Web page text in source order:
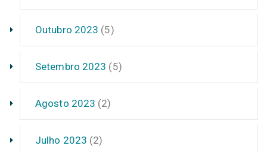
Outubro 2023 (5)
Setembro 2023 (5)
Agosto 2023 (2)
Julho 2023 (2)